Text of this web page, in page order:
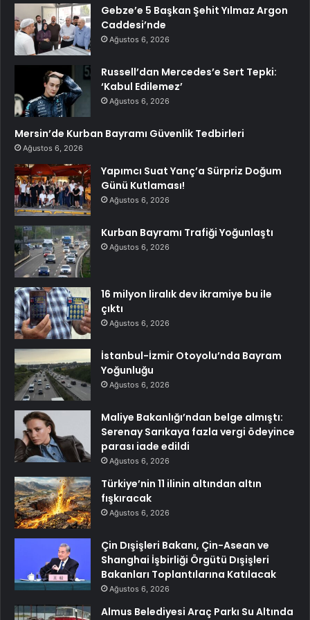
Gebze’e 5 Başkan Şehit Yılmaz Argon
Caddesi’nde
Ağustos 6, 2026
Russell’dan Mercedes’e Sert Tepki:
‘Kabul Edilemez’
Ağustos 6, 2026
Mersin’de Kurban Bayramı Güvenlik Tedbirleri
Ağustos 6, 2026
Yapımcı Suat Yanç’a Sürpriz Doğum
Günü Kutlaması!
Ağustos 6, 2026
Kurban Bayramı Trafiği Yoğunlaştı
Ağustos 6, 2026
16 milyon liralık dev ikramiye bu ile
çıktı
Ağustos 6, 2026
İstanbul-İzmir Otoyolu’nda Bayram
Yoğunluğu
Ağustos 6, 2026
Maliye Bakanlığı’ndan belge almıştı:
Serenay Sarıkaya fazla vergi ödeyince
parası iade edildi
Ağustos 6, 2026
Türkiye’nin 11 ilinin altından altın
fışkıracak
Ağustos 6, 2026
Çin Dışişleri Bakanı, Çin-Asean ve
Shanghai İşbirliği Örgütü Dışişleri
Bakanları Toplantılarına Katılacak
Ağustos 6, 2026
Almus Belediyesi Araç Parkı Su Altında